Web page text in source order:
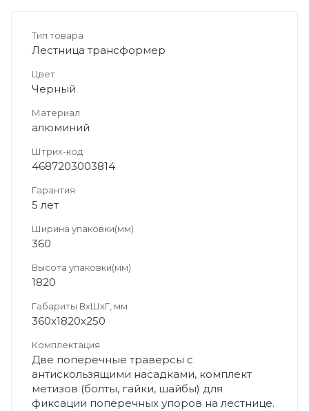
Тип товара
Лестница трансформер
Цвет
Черный
Материал
алюминий
Штрих-код
4687203003814
Гарантия
5 лет
Ширина упаковки(мм)
360
Высота упаковки(мм)
1820
Габариты ВхШхГ, мм
360х1820х250
Комплектация
Две поперечные траверсы с
антискользящими насадками, комплект
метизов (болты, гайки, шайбы) для
фиксации поперечных упоров на лестнице.